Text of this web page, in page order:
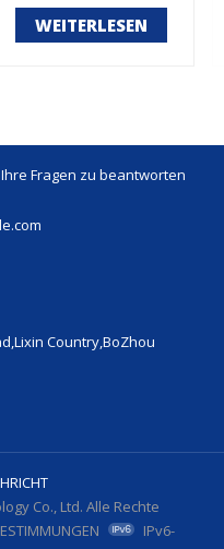
WEITERLESEN
Fragen zu beantworten
Country,BoZhou
Co., Ltd. Alle Rechte
IPv6-